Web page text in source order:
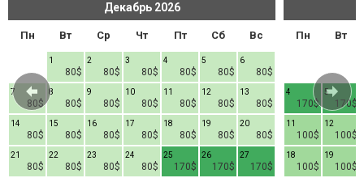
Декабрь 2026
Пн Вт Ср Чт Пт Сб Вс
80$
1
80$
2
80$
3
80$
4
80$
5
80$
6
80$
7
80$
8
80$
9
80$
10
80$
11
80$
12
80$
13
80$
14
80$
15
80$
16
80$
17
80$
18
80$
19
80$
20
80$
21
80$
22
80$
23
80$
24
170$
25
170$
26
170$
27
Пн Вт
170$
4
170$
5
100$
11
100$
12
100$
18
100$
19